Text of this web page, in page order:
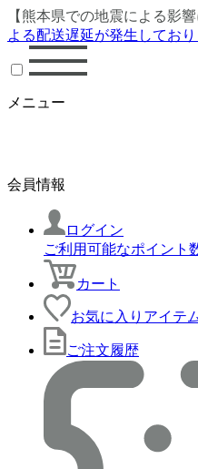
【熊本県での地震による影響
よる配送遅延が発生しており
メニュー
会員情報
ログイン
ご利用可能なポイント
カート
お気に入りアイテ
ご注文履歴